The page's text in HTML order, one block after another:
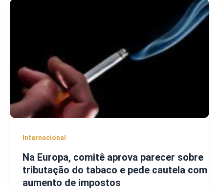
Internacional
Na Europa, comitê aprova parecer sobre
tributação do tabaco e pede cautela com
aumento de impostos